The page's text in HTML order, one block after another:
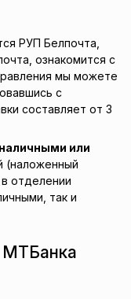
РУП Белпочта,
ознакомится с
мы можете
с
составляет от 3
или
(наложенный
отделении
так и
МТБанка